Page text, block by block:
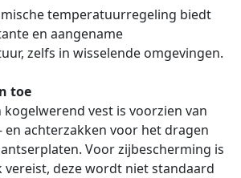
temperatuurregeling biedt
en aangename
zelfs in wisselende omgevingen.
toe
kogelwerend vest is voorzien van
achterzakken voor het dragen
Voor zijbescherming is
vereist, deze wordt niet standaard